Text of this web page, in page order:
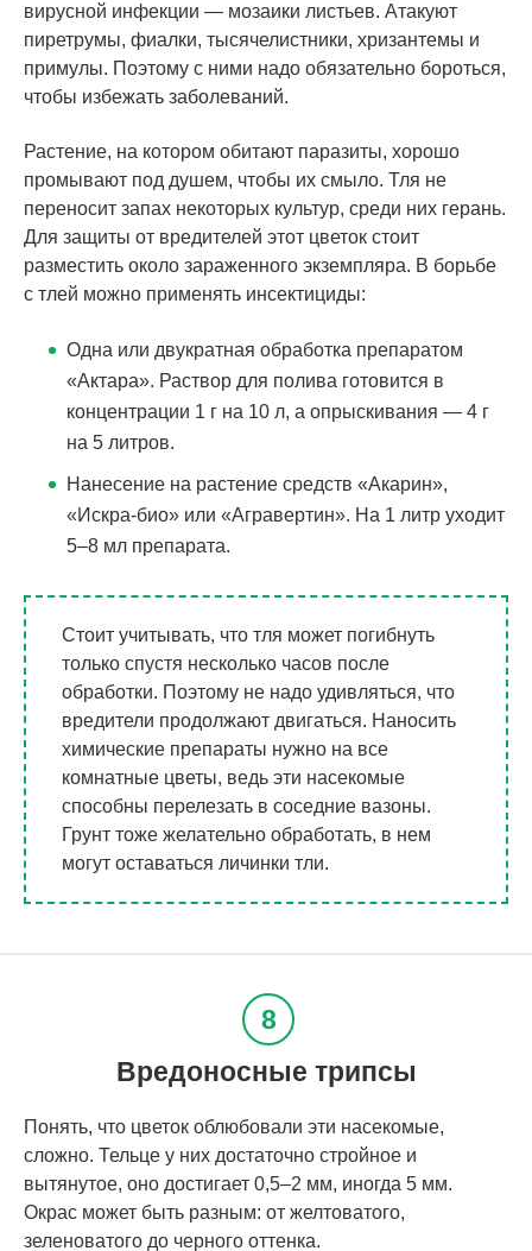
вирусной инфекции — мозаики листьев. Атакуют
пиретрумы, фиалки, тысячелистники, хризантемы и
примулы. Поэтому с ними надо обязательно бороться,
чтобы избежать заболеваний.
Растение, на котором обитают паразиты, хорошо
промывают под душем, чтобы их смыло. Тля не
переносит запах некоторых культур, среди них герань.
Для защиты от вредителей этот цветок стоит
разместить около зараженного экземпляра. В борьбе
с тлей можно применять инсектициды:
Одна или двукратная обработка препаратом
«Актара». Раствор для полива готовится в
концентрации 1 г на 10 л, а опрыскивания — 4 г
на 5 литров.
Нанесение на растение средств «Акарин»,
«Искра-био» или «Агравертин». На 1 литр уходит
5‒8 мл препарата.
Стоит учитывать, что тля может погибнуть
только спустя несколько часов после
обработки. Поэтому не надо удивляться, что
вредители продолжают двигаться. Наносить
химические препараты нужно на все
комнатные цветы, ведь эти насекомые
способны перелезать в соседние вазоны.
Грунт тоже желательно обработать, в нем
могут оставаться личинки тли.
Вредоносные трипсы
Понять, что цветок облюбовали эти насекомые,
сложно. Тельце у них достаточно стройное и
вытянутое, оно достигает 0,5‒2 мм, иногда 5 мм.
Окрас может быть разным: от желтоватого,
зеленоватого до черного оттенка.